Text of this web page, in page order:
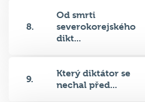
8.
Od smrti
severokorejského
dikt...
9.
Který diktátor se
nechal před...